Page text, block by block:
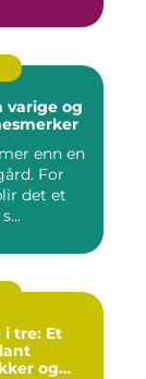
varige og
enn en
For
det et
i tre: Et
og